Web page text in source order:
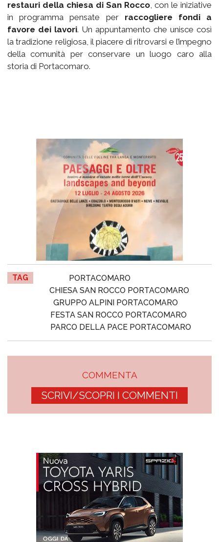
restauri della chiesa di San Rocco , con le iniziative
in programma pensate per raccogliere fondi a
favore dei lavori. Un appuntamento che unisce così
la tradizione religiosa, il piacere di ritrovarsi e l’impegno
della comunità per conservare un luogo caro alla
storia di Portacomaro.
TAG
PORTACOMARO
CHIESA SAN ROCCO PORTACOMARO
GRUPPO ALPINI PORTACOMARO
FESTA SAN ROCCO PORTACOMARO
PARCO DELLA PACE PORTACOMARO
COMMENTA
SCRIVI/SCOPRI I COMMENTI